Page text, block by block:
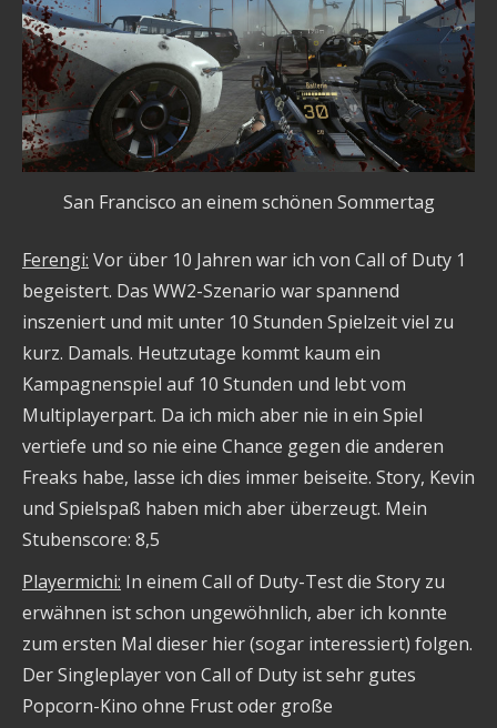
San Francisco an einem schönen Sommertag
Ferengi: Vor über 10 Jahren war ich von Call of Duty 1
begeistert. Das WW2-Szenario war spannend
inszeniert und mit unter 10 Stunden Spielzeit viel zu
kurz. Damals. Heutzutage kommt kaum ein
Kampagnenspiel auf 10 Stunden und lebt vom
Multiplayerpart. Da ich mich aber nie in ein Spiel
vertiefe und so nie eine Chance gegen die anderen
Freaks habe, lasse ich dies immer beiseite. Story, Kevin
und Spielspaß haben mich aber überzeugt. Mein
Stubenscore: 8,5
Playermichi: In einem Call of Duty-Test die Story zu
erwähnen ist schon ungewöhnlich, aber ich konnte
zum ersten Mal dieser hier (sogar interessiert) folgen.
Der Singleplayer von Call of Duty ist sehr gutes
Popcorn-Kino ohne Frust oder große